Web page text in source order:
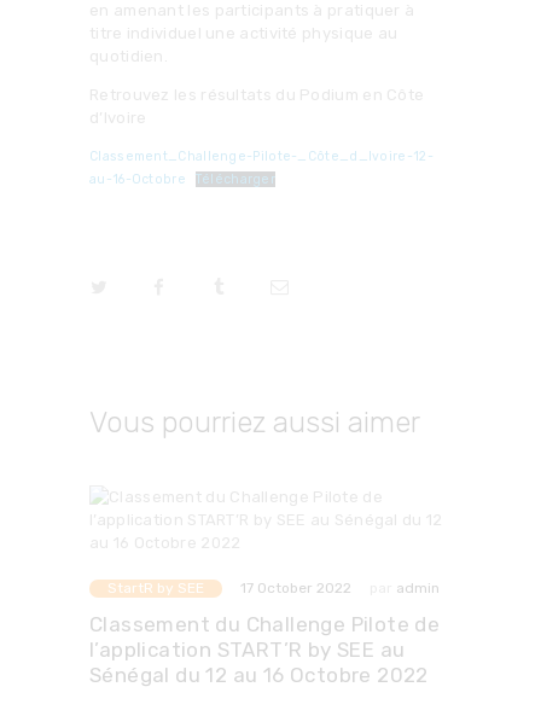
en amenant les participants à pratiquer à
titre individuel une activité physique au
quotidien.
Retrouvez les résultats du Podium en Côte
d’Ivoire
Classement_Challenge-Pilote-_Côte_d_Ivoire-12-
au-16-Octobre
Télécharger
Vous pourriez aussi aimer
StartR by SEE 17 October 2022 admin
Classement du Challenge Pilote de
l’application START’R by SEE au
Sénégal du 12 au 16 Octobre 2022